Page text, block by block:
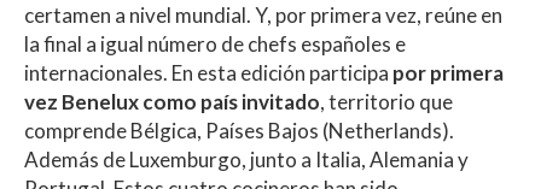
certamen a nivel mundial. Y, por primera vez, reúne en
la final a igual número de chefs españoles e
internacionales. En esta edición participa por primera
vez Benelux como país invitado, territorio que
comprende Bélgica, Países Bajos (Netherlands).
Además de Luxemburgo, junto a Italia, Alemania y